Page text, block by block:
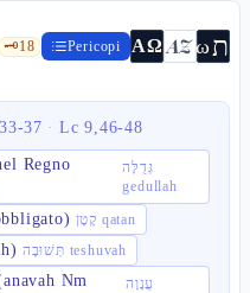
🗝️18 Pericopi ΑΩ AZωת
37 · Lc 9,46-48
Regno
גְּדֻלָּה
gedullah
קָטָן qatan
תְּשׁוּבָה teshuvah
Nm
עֲנָוָה